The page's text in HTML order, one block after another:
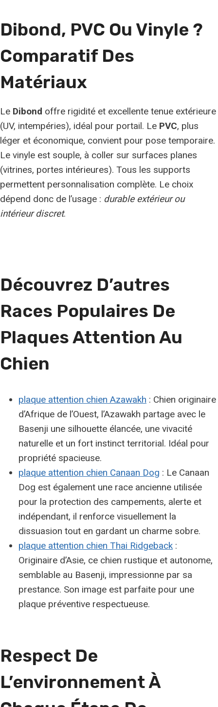
Dibond, PVC Ou Vinyle ?
Comparatif Des
Matériaux
Le Dibond offre rigidité et excellente tenue extérieure
(UV, intempéries), idéal pour portail. Le PVC, plus
léger et économique, convient pour pose temporaire.
Le vinyle est souple, à coller sur surfaces planes
(vitrines, portes intérieures). Tous les supports
permettent personnalisation complète. Le choix
dépend donc de l’usage : durable extérieur ou
intérieur discret.
Découvrez D’autres
Races Populaires De
Plaques Attention Au
Chien
plaque attention chien Azawakh : Chien originaire
d’Afrique de l’Ouest, l’Azawakh partage avec le
Basenji une silhouette élancée, une vivacité
naturelle et un fort instinct territorial. Idéal pour
propriété spacieuse.
plaque attention chien Canaan Dog : Le Canaan
Dog est également une race ancienne utilisée
pour la protection des campements, alerte et
indépendant, il renforce visuellement la
dissuasion tout en gardant un charme sobre.
plaque attention chien Thai Ridgeback :
Originaire d’Asie, ce chien rustique et autonome,
semblable au Basenji, impressionne par sa
prestance. Son image est parfaite pour une
plaque préventive respectueuse.
Respect De
L’environnement À